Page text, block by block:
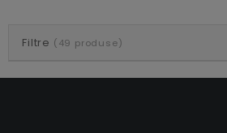
Filtre (49 produse)